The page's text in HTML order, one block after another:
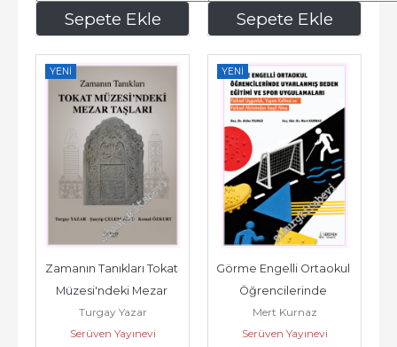
Sepete Ekle
263,90 Sepete Ekle
100,10
YENI
Zamanın Tanıkları Tokat
Müzesi'ndeki Mezar
Taşları -
Turgay Yazar
Serüven Yayınevi
YENI
Görme Engelli Ortaokul
Öğrencilerinde
Uyarlanmış Beden
Eğitimi ve Spor...
Mert Kurnaz
Serüven Yayınevi